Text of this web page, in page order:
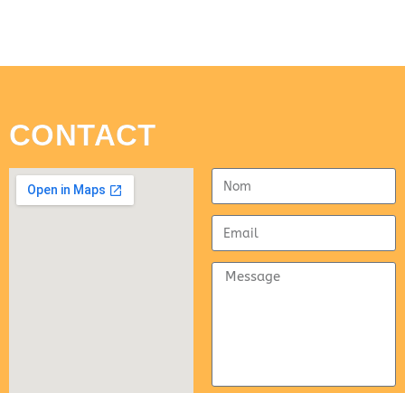
CONTACT